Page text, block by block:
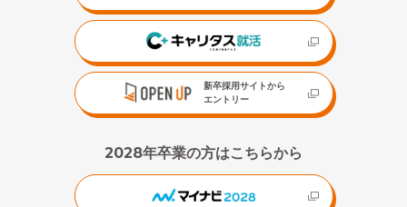
新卒採用サイトから
エントリー
2028年卒業の方はこちらから